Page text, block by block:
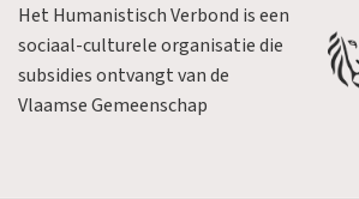
Het Humanistisch Verbond is een
sociaal-culturele organisatie die
subsidies ontvangt van de
Vlaamse Gemeenschap